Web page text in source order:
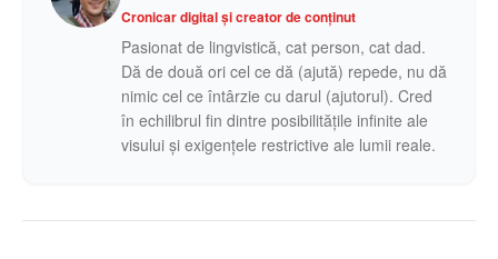
Cronicar digital și creator de conținut
Pasionat de lingvistică, cat person, cat dad.
Dă de două ori cel ce dă (ajută) repede, nu dă
nimic cel ce întârzie cu darul (ajutorul). Cred
în echilibrul fin dintre posibilitățile infinite ale
visului și exigențele restrictive ale lumii reale.